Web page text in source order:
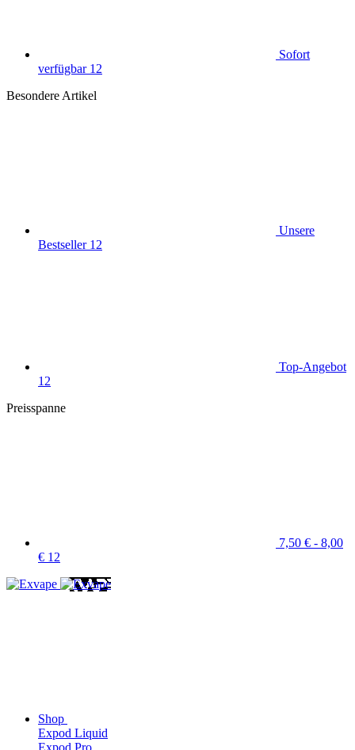
Sofort
verfügbar 12
Besondere Artikel
Unsere
Bestseller 12
Top-Angebot
12
Preisspanne
7,50 € - 8,00
€ 12
Shop
Expod Liquid
Expod Pro